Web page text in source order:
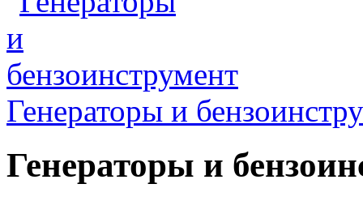
Генераторы и
Генераторы и